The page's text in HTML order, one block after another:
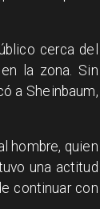
cerca del
la zona. Sin
a Sheinbaum,
hombre, quien
una actitud
continuar con